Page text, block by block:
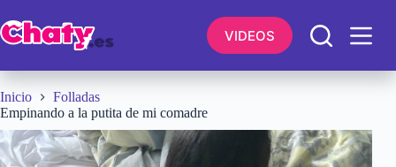
al
contenido
VIDEOS
Inicio
Folladas
Empinando a la putita de mi comadre